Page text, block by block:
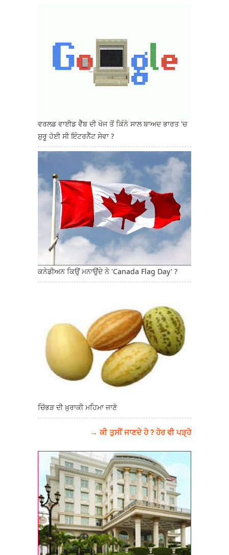
ਵਰਲਡ ਵਾਈਡ ਵੈੱਬ ਦੀ ਖੋਜ ਤੋਂ ਕਿੰਨੇ ਸਾਲ ਬਾਅਦ ਭਾਰਤ 'ਚ
ਸ਼ੁਰੂ ਹੋਈ ਸੀ ਇੰਟਰਨੈੱਟ ਸੇਵਾ ?
ਕਨੇਡੀਅਨ ਕਿਉਂ ਮਨਾਉਂਦੇ ਨੇ 'Canada Flag Day' ?
ਚਿੱਭੜ ਦੀ ਖ਼ੁਰਾਕੀ ਮਹਿਮਾ ਜਾਣੋ
→ ਕੀ ਤੁਸੀਂ ਜਾਣਦੇ ਹੋ ? ਹੋਰ ਵੀ ਪੜ੍ਹੋ